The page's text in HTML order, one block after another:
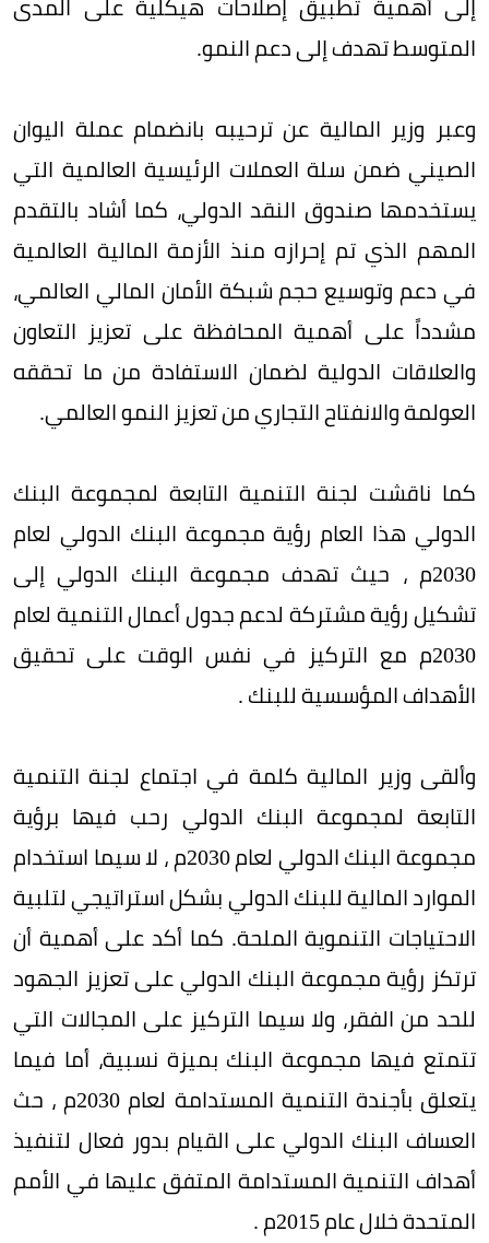
المتوسط تهدف إلى دعم النمو.
وعبر وزير المالية عن ترحيبه بانضمام عملة اليوان
الصيني ضمن سلة العملات الرئيسية العالمية التي
يستخدمها صندوق النقد الدولي، كما أشاد بالتقدم
المهم الذي تم إحرازه منذ الأزمة المالية العالمية
في دعم وتوسيع حجم شبكة الأمان المالي العالمي،
مشدداً على أهمية المحافظة على تعزيز التعاون
والعلاقات الدولية لضمان الاستفادة من ما تحققه
العولمة والانفتاح التجاري من تعزيز النمو العالمي.
كما ناقشت لجنة التنمية التابعة لمجموعة البنك
الدولي هذا العام رؤية مجموعة البنك الدولي لعام
2030م ، حيث تهدف مجموعة البنك الدولي إلى
تشكيل رؤية مشتركة لدعم جدول أعمال التنمية لعام
2030م مع التركيز في نفس الوقت على تحقيق
الأهداف المؤسسية للبنك .
وألقى وزير المالية كلمة في اجتماع لجنة التنمية
التابعة لمجموعة البنك الدولي رحب فيها برؤية
مجموعة البنك الدولي لعام 2030م ، لا سيما استخدام
الموارد المالية للبنك الدولي بشكل استراتيجي لتلبية
الاحتياجات التنموية الملحة. كما أكد على أهمية أن
ترتكز رؤية مجموعة البنك الدولي على تعزيز الجهود
للحد من الفقر، ولا سيما التركيز على المجالات التي
تتمتع فيها مجموعة البنك بميزة نسبية، أما فيما
يتعلق بأجندة التنمية المستدامة لعام 2030م ، حث
العساف البنك الدولي على القيام بدور فعال لتنفيذ
أهداف التنمية المستدامة المتفق عليها في الأمم
المتحدة خلال عام 2015م .